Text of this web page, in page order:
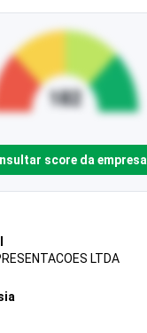
score da empresa
LTDA